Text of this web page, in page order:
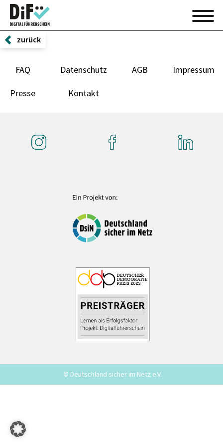
zurück
FAQ Datenschutz AGB Impressum
Presse Kontakt
© Deutschland sicher im Netz e.V.